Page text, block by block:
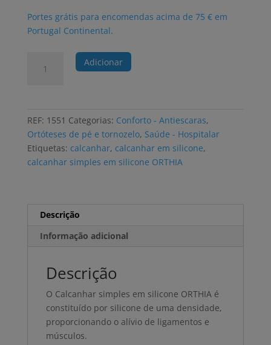
Portes grátis para encomendas acima de 75 € em
Portugal Continental.
silicone
vários
Adicionar
REF: 1551 Categorias: Conforto - Antiescaras,
Ortóteses de pé e tornozelo, Saúde - Hospitalar
Etiquetas: calcanhar, calcanhar em silicone,
calcanhar simples em silicone ORTHIA
Descrição
Informação adicional
Descrição
O Calcanhar simples em silicone ORTHIA é
constituído por silicone de uma densidade,
proporcionando o alívio de ligamentos e
músculos.